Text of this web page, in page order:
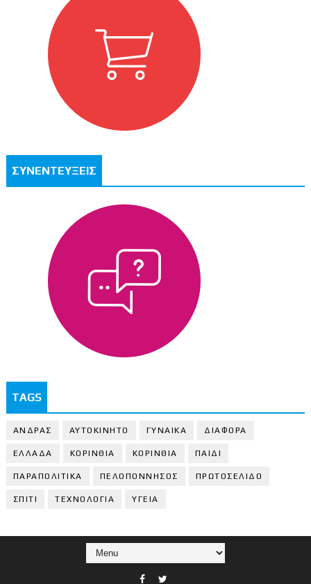
ΣΥΝΕΝΤΕΥΞΕΙΣ
TAGS
ΑΝΔΡΑΣ ΑΥΤΟΚΙΝΗΤΟ ΓΥΝΑΙΚΑ ΔΙΑΦΟΡΑ
ΕΛΛΑΔΑ ΚΟΡΙΝΘΙΑ ΚΟΡΙΝΘΙA ΠΑΙΔΙ
ΠΑΡΑΠΟΛΙΤΙΚΑ ΠΕΛΟΠΟΝΝΗΣΟΣ ΠΡΩΤΟΣΕΛΙΔΟ
ΣΠΙΤΙ ΤΕΧΝΟΛΟΓΙΑ ΥΓΕΙΑ